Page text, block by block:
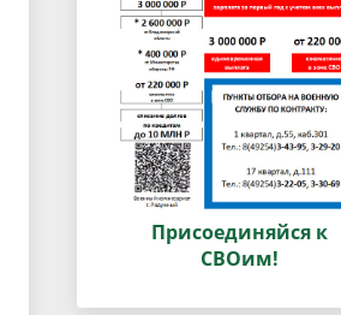
Присоединяйся к
СВОим!